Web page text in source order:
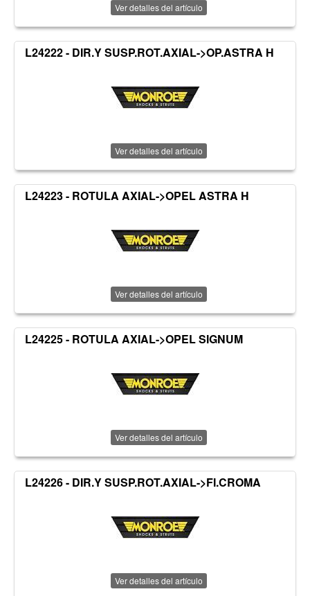
Ver detalles del artículo
L24222 - DIR.Y SUSP.ROT.AXIAL->OP.ASTRA H
Ver detalles del artículo
L24223 - ROTULA AXIAL->OPEL ASTRA H
Ver detalles del artículo
L24225 - ROTULA AXIAL->OPEL SIGNUM
Ver detalles del artículo
L24226 - DIR.Y SUSP.ROT.AXIAL->FI.CROMA
Ver detalles del artículo